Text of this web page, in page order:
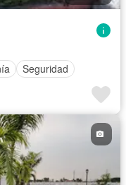
Seguridad